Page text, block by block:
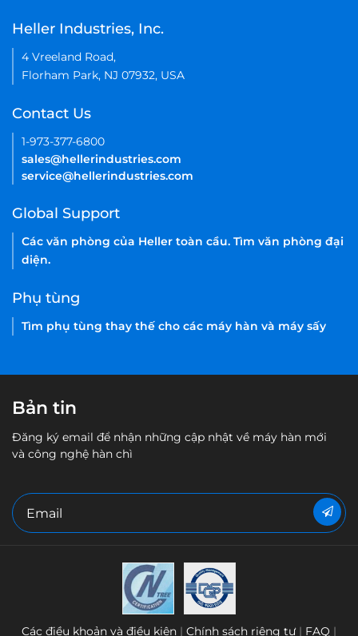
Email *
Lời nhắn
4 Vreeland Road,
sales@hellerindustries.com
service@hellerindustries.com